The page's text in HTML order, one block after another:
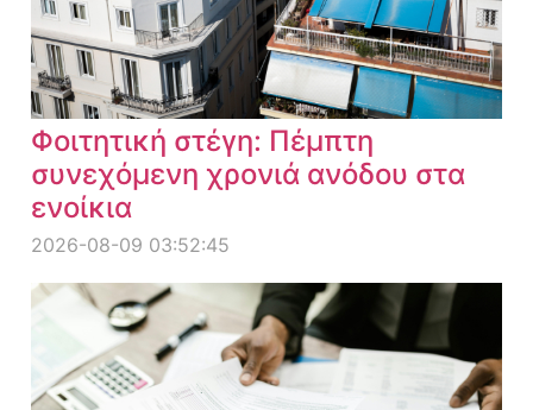
Φοιτητική στέγη: Πέμπτη
συνεχόμενη χρονιά ανόδου στα
ενοίκια
2026-08-09 03:52:45